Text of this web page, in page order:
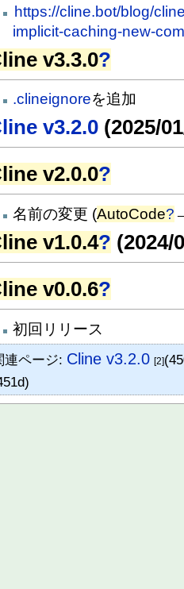
https://cline.bot/blog/
implicit-caching-new-
v3.3.0?
.clineignoreを追加
v3.2.0 (2025/
v2.0.0?
名前の変更 (AutoCode?
v1.0.4? (2024/
v0.0.6?
初回リリース
連ページ: Cline v3.2.0 [2]